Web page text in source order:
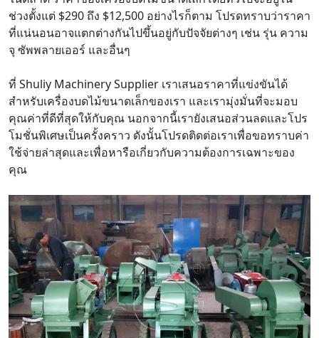
ช่วงตั้งแต่ $290 ถึง $12,500 อย่างไรก็ตาม โปรดทราบว่าราคา
ที่แน่นอนอาจแตกต่างกันไปขึ้นอยู่กับปัจจัยต่างๆ เช่น รุ่น ความ
จุ ซัพพลายเออร์ และอื่นๆ
ที่ Shuliy Machinery Supplier เราเสนอราคาที่แข่งขันได้
สำหรับเครื่องบดไม้ขนาดเล็กของเรา และเรามุ่งมั่นที่จะมอบ
คุณค่าที่ดีที่สุดให้กับคุณ นอกจากนี้เรายังเสนอส่วนลดและโปร
โมชั่นพิเศษเป็นครั้งคราว ดังนั้นโปรดติดต่อเราเพื่อขอทราบค่า
ใช้จ่ายล่าสุดและเพื่อหารือเกี่ยวกับความต้องการเฉพาะของ
คุณ